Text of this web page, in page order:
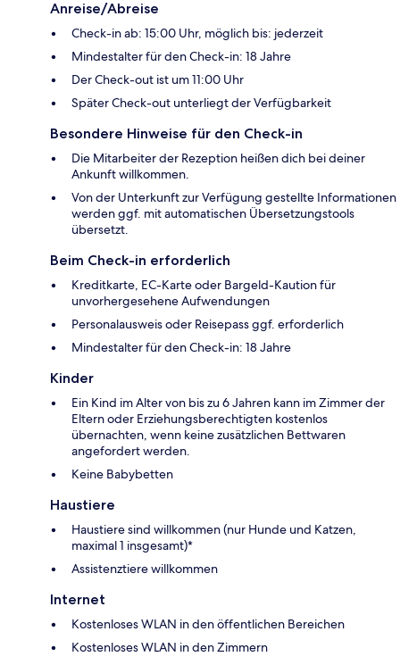
Anreise/Abreise
Check-in ab: 15:00 Uhr, möglich bis: jederzeit
Mindestalter für den Check-in: 18 Jahre
Der Check-out ist um 11:00 Uhr
Später Check-out unterliegt der Verfügbarkeit
Besondere Hinweise für den Check-in
Die Mitarbeiter der Rezeption heißen dich bei deiner
Ankunft willkommen.
Von der Unterkunft zur Verfügung gestellte Informationen
werden ggf. mit automatischen Übersetzungstools
übersetzt.
Beim Check-in erforderlich
Kreditkarte, EC-Karte oder Bargeld-Kaution für
unvorhergesehene Aufwendungen
Personalausweis oder Reisepass ggf. erforderlich
Mindestalter für den Check-in: 18 Jahre
Kinder
Ein Kind im Alter von bis zu 6 Jahren kann im Zimmer der
Eltern oder Erziehungsberechtigten kostenlos
übernachten, wenn keine zusätzlichen Bettwaren
angefordert werden.
Keine Babybetten
Haustiere
Haustiere sind willkommen (nur Hunde und Katzen,
maximal 1 insgesamt)*
Assistenztiere willkommen
Internet
Kostenloses WLAN in den öffentlichen Bereichen
Kostenloses WLAN in den Zimmern